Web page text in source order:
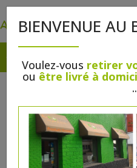
BIENVENUE AU
Voulez-vous retirer
ou être livré à